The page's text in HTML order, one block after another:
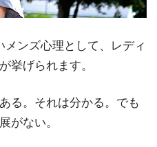
ンズ心理として、レディ
挙げられます。
る。それは分かる。でも
がない。